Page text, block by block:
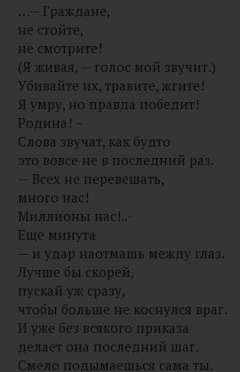
…— Граждане,
не стойте,
не смотрите!
(Я живая, — голос мой звучит.)
Убивайте их, травите, жгите!
Я умру, но правда победит!
Родина! –
Слова звучат, как будто
это вовсе не в последний раз.
— Всех не перевешать,
много нас!
Миллионы нас!..-
Еще минута
— и удар наотмашь между глаз.
Лучше бы скорей,
пускай уж сразу,
чтобы больше не коснулся враг.
И уже без всякого приказа
делает она последний шаг.
Смело подымаешься сама ты.